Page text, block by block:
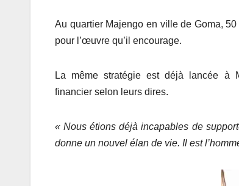
Au quartier Majengo en ville de Goma,
pour l’œuvre qu’il encourage.
La même stratégie est déjà lancée à
financier selon leurs dires.
« Nous étions déjà incapables de
donne un nouvel élan de vie. Il est